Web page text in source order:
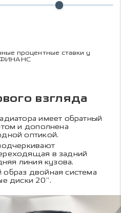
процентные ставки у
ФИНАНС
взгляда
имеет обратный
и дополнена
оптикой.
в задний
линия кузова.
двойная система
диски 20”.